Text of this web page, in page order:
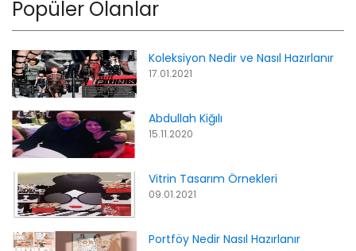
Popüler Olanlar
Koleksiyon Nedir ve Nasıl Hazırlanır
17.01.2021
Abdullah Kiğılı
15.11.2020
Vitrin Tasarım Örnekleri
09.01.2021
Portföy Nedir Nasıl Hazırlanır